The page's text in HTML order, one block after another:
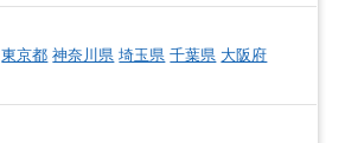
東京都 神奈川県 埼玉県 千葉県 大阪府